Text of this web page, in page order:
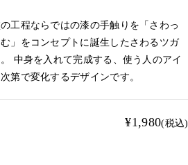
工程ならではの漆の手触りを「さわっ
」をコンセプトに誕生したさわるツガ
中身を入れて完成する、使う人のアイ
第で変化するデザインです。
¥1,980(税込)